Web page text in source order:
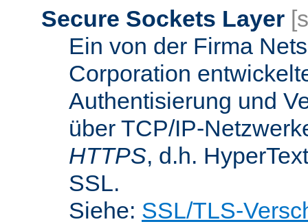
Secure Sockets Layer
Ein von der Firma
Corporation
Authentisierung und
über TCP/IP-
HTTPS, d.h.
SSL.
Siehe: SSL/TLS-